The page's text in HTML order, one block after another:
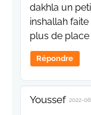
dakhla un
inshallah
plus de
Répondre
Youssef 2022-